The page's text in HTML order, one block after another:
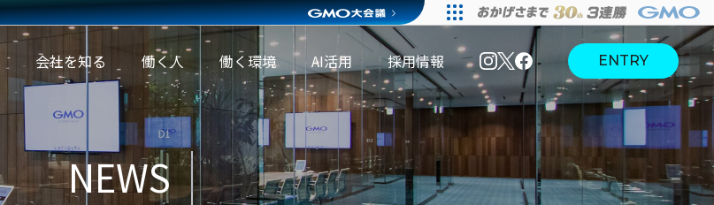
会社を知る 働く人 働く環境 AI活用 採用情報 ENTRY
働く環境 AI活用 採用情報
NEWS